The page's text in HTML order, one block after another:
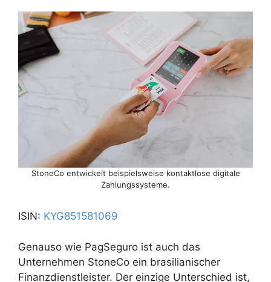
StoneCo entwickelt beispielsweise kontaktlose digitale
Zahlungssysteme.
ISIN: KYG851581069
Genauso wie PagSeguro ist auch das
Unternehmen StoneCo ein brasilianischer
Finanzdienstleister. Der einzige Unterschied ist,